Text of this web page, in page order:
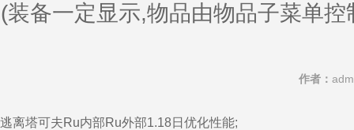
(装备一定显示,物品由物品子菜单
作者：
逃离塔可夫Ru内部Ru外部1.18日优化性能;